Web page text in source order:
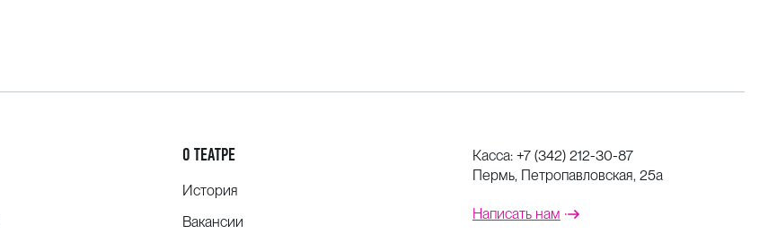
О ТЕАТРЕ
История
Вакансии
Касса: +7 (342) 212-30-87
Пермь, Петропавловская, 25а
Написать нам